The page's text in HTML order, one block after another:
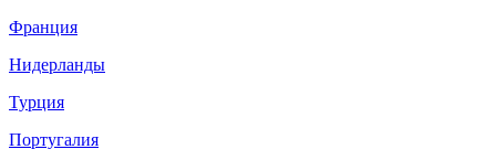
Франция
Нидерланды
Турция
Португалия